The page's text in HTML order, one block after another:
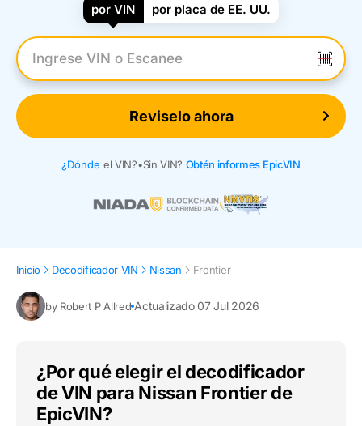
por VIN por placa de EE. UU.
Introduzca el VIN
Reviselo ahora
¿Dónde el VIN?•Sin VIN? Obtén informes EpicVIN
Inicio Decodificador VIN Nissan Frontier
by Robert P Allred Actualizado 07 Jul 2026
¿Por qué elegir el decodificador
de VIN para Nissan Frontier de
EpicVIN?